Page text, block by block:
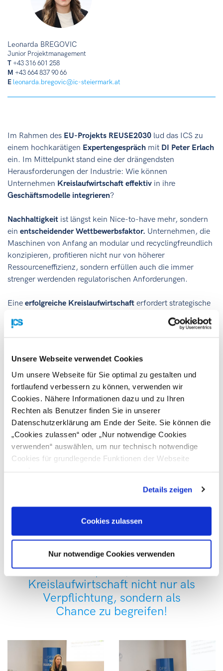
Unsere Webseite verwendet Cookies
Um unsere Webseite für Sie optimal zu gestalten und
fortlaufend verbessern zu können, verwenden wir
Cookies. Nähere Informationen dazu und zu Ihren
Rechten als Benutzer finden Sie in unserer
Datenschutzerklärung am Ende der Seite. Sie können die
„Cookies zulassen“ oder „Nur notwendige Cookies
verwenden“ auswählen, um nur technisch notwendige
Cookies für grundlegende Funktionen der Webseite
Details zeigen
Cookies zulassen
Nur notwendige Cookies verwenden
Leonarda BREGOVIC
Junior Projektmanagement
T+43 316 601 258
M +43 664 837 90 66
E leonarda.bregovic@ic-steiermark.at
Im Rahmen des EU-Projekts REUSE2030 lud das ICS zu
einem hochkarätigen Expertengespräch mit DI Peter Erlach
ein. Im Mittelpunkt stand eine der drängendsten
Herausforderungen der Industrie: Wie können
Unternehmen Kreislaufwirtschaft effektiv in ihre
Geschäftsmodelle integrieren?
Nachhaltigkeit ist längst kein Nice-to-have mehr, sondern
ein entscheidender Wettbewerbsfaktor. Unternehmen, die
Maschinen von Anfang an modular und recyclingfreundlich
konzipieren, profitieren nicht nur von höherer
Ressourceneffizienz, sondern erfüllen auch die immer
strenger werdenden regulatorischen Anforderungen.
Eine erfolgreiche Kreislaufwirtschaft erfordert strategische
Wertschöpfungskette. Wer heute proaktiv handelt, sichert
Key Takeawaysfür Unternehmen:
ESG-Kriterienprägen zunehmend den
internationalen Maschinen- und Anlagenexport.
ModulareBauweisenund intelligente
Materialtrennungerleichtern die Wiederverwertung.
ZwischenNachhaltigkeitsstrategieund Praxis
besteht oft eine Lücke – proaktives Handeln ist
entlang der Lieferkette.
Erfolgsfaktor für langfristige Marktchancen.
Jetzt ist der richtige
Zeitpunkt, um
Kreislaufwirtschaft nicht nur als
Verpflichtung, sondern als
Chance zu begreifen!